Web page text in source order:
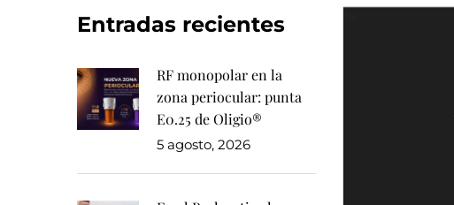
Entradas recientes
RF monopolar en la
zona periocular: punta
E0.25 de Oligio®
5 agosto, 2026